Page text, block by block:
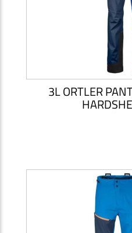
3L ORTLER